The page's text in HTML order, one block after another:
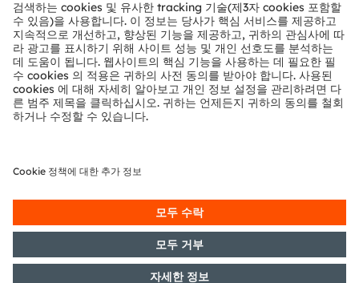
내부 고발
© 2026 ams-OSRAM AG. All rights reserved.
개인 정보 정책이용 약관거래 조건